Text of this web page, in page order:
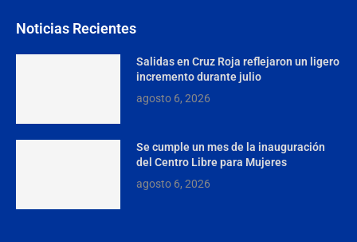
Noticias Recientes
Salidas en Cruz Roja reflejaron un ligero
incremento durante julio
agosto 6, 2026
Se cumple un mes de la inauguración
del Centro Libre para Mujeres
agosto 6, 2026